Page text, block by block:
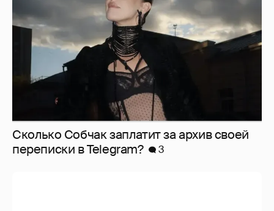
Сколько Собчак заплатит за архив своей
перeписки в Telegram?
3